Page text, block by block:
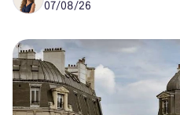
07/08/26